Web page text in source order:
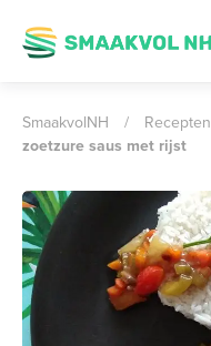
SmaakvolNH / Recepten
zoetzure saus met rijst